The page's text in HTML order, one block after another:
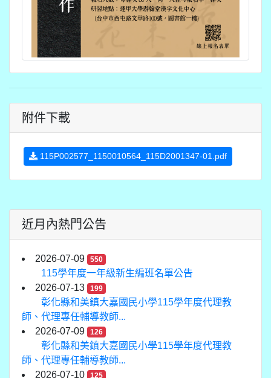
附件下載
115P002577_1150010564_115D2001347-01.pdf
近月內熱門公告
2026-07-09 550
115學年度一年級新生編班名單公告
2026-07-13
199
彰化縣和美鎮大嘉國民小學115學年度代理教
師、代理專任輔導教師...
2026-07-09
126
彰化縣和美鎮大嘉國民小學115學年度代理教
師、代理專任輔導教師...
2026-07-10
125